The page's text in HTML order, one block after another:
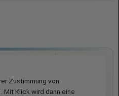
Zustimmung von
Mit Klick wird dann eine